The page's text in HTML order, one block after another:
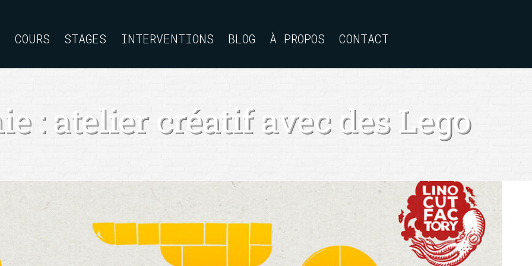
COURS STAGES INTERVENTIONS BLOG À PROPOS CONTACT
: atelier créatif avec des Lego
COURS STAGES INTERVENTIONS BLOG À PROPOS CONTACT